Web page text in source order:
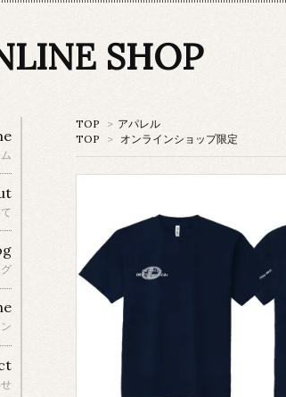
SHOP
TOP > アパレル
TOP
> オンラインショップ限定